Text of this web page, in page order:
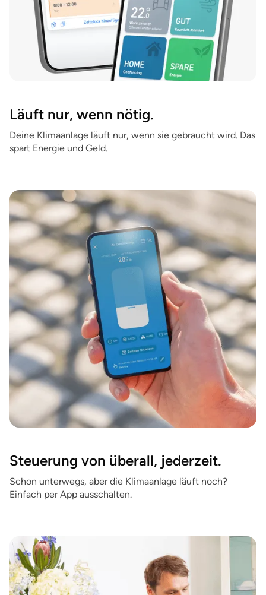
Läuft nur, wenn nötig.
Deine Klimaanlage läuft nur, wenn sie gebraucht wird. Das
spart Energie und Geld.
Steuerung von überall, jederzeit.
Schon unterwegs, aber die Klimaanlage läuft noch?
Einfach per App ausschalten.